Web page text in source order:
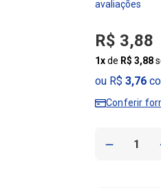
R$ 3,88
1xde R$ 3,88
ou R$3,76
Conferir
－